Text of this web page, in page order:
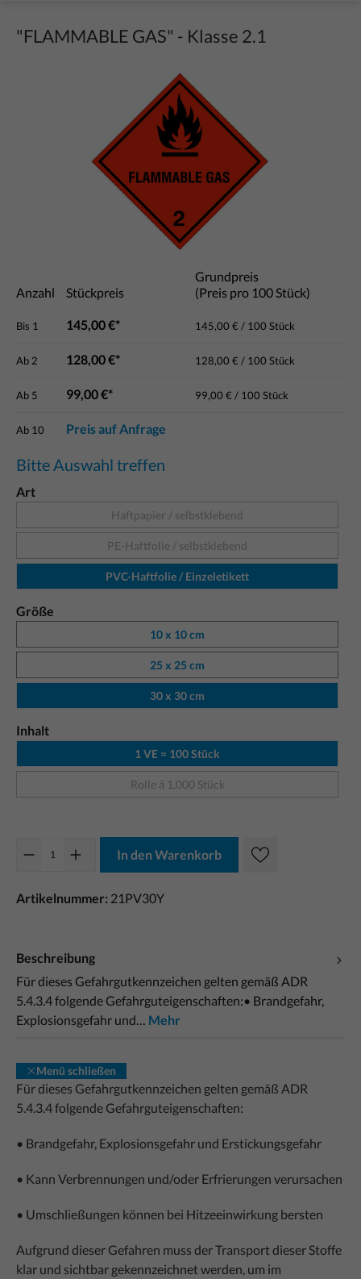
"FLAMMABLE GAS" - Klasse 2.1
Anzahl Stückpreis
Grundpreis
(Preis pro 100 Stück)
Bis 1 145,00 €* 145,00 € / 100 Stück
Ab 2 128,00 €* 128,00 € / 100 Stück
Ab 5 99,00 €* 99,00 € / 100 Stück
Ab 10 Preis auf Anfrage
Bitte Auswahl treffen
Art
Haftpapier / selbstklebend
PE-Haftfolie / selbstklebend
PVC-Haftfolie / Einzeletikett
Größe
10 x 10 cm
25 x 25 cm
30 x 30 cm
Inhalt
1 VE = 100 Stück
Rolle á 1.000 Stück
In den Warenkorb
Artikelnummer: 21PV30Y
Beschreibung
Für dieses Gefahrgutkennzeichen gelten gemäß ADR
5.4.3.4 folgende Gefahrguteigenschaften:• Brandgefahr,
Explosionsgefahr und… Mehr
Menü schließen
Für dieses Gefahrgutkennzeichen gelten gemäß ADR
5.4.3.4 folgende Gefahrguteigenschaften:
• Brandgefahr, Explosionsgefahr und Erstickungsgefahr
• Kann Verbrennungen und/oder Erfrierungen verursachen
• Umschließungen können bei Hitzeeinwirkung bersten
Aufgrund dieser Gefahren muss der Transport dieser Stoffe
klar und sichtbar gekennzeichnet werden, um im